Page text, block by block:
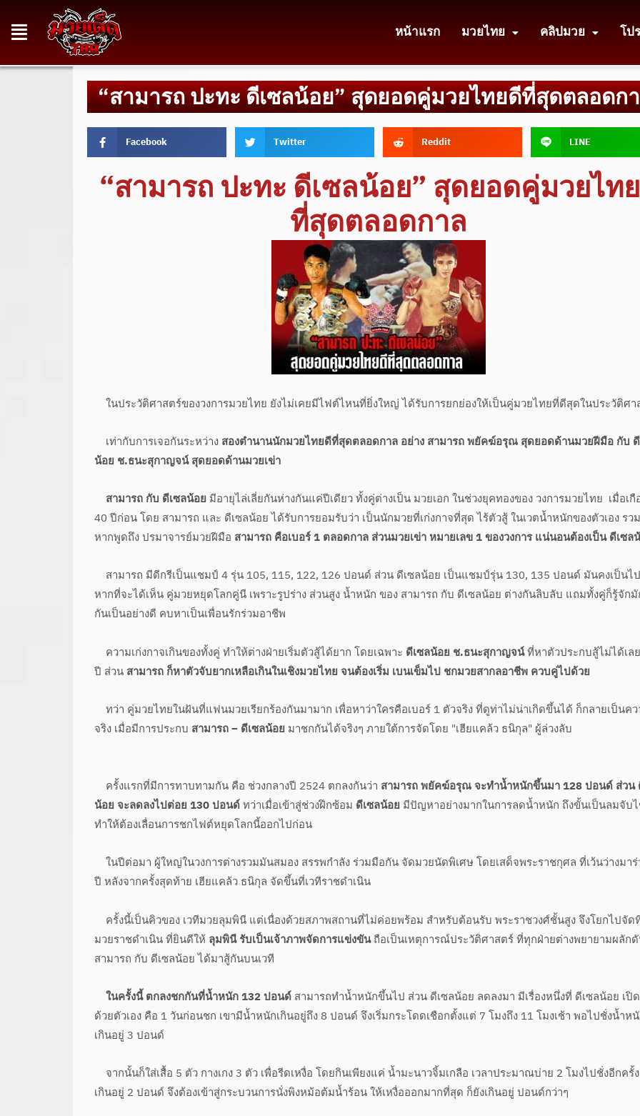
หน้าแรก มวยไทย คลิปมวย โป
“สามารถ ปะทะ ดีเซลน้อย” สุดยอดคู่มวยไทยดีที่สุดตลอดก
Facebook Twitter Reddit LINE
“สามารถ ปะทะ ดีเซลน้อย” สุดยอดคู่มวยไท
ที่สุดตลอดกาล
ในประวัติศาสตร์ของวงการมวยไทย ยังไม่เคยมีไฟต์ไหนที่ยิ่งใหญ่ ได้รับการยกย่องให้เป็นคู่มวยไทยที่ดีสุดในประวัติศา
เท่ากับการเจอกันระหว่าง สองตำนานนักมวยไทยดีที่สุดตลอดกาล อย่าง สามารถ พยัคฆ์อรุณ สุดยอดด้านมวยฝีมือ กับ
น้อย ช.ธนะสุกาญจน์ สุดยอดด้านมวยเข่า
สามารถ กับ ดีเซลน้อย มีอายุไล่เลี่ยกันห่างกันแค่ปีเดียว ทั้งคู่ต่างเป็น มวยเอก ในช่วงยุคทองของ วงการมวยไทย เมื่อเ
40 ปีก่อน โดย สามารถ และ ดีเซลน้อย ได้รับการยอมรับว่า เป็นนักมวยที่เก่งกาจที่สุด ไร้ตัวสู้ ในเวตน้ำหนักของตัวเอง รว
หากพูดถึง ปรมาจารย์มวยฝีมือ สามารถ คือเบอร์ 1 ตลอดกาล ส่วนมวยเข่า หมายเลข 1 ของวงการ แน่นอนต้องเป็น ดีเซล
สามารถ มีดีกรีเป็นแชมป์ 4 รุ่น 105, 115, 122, 126 ปอนด์ ส่วน ดีเซลน้อย เป็นแชมป์รุ่น 130, 135 ปอนด์ มันคงเป็นไ
หากที่จะได้เห็น คู่มวยหยุดโลกคู่นี เพราะรูปร่าง ส่วนสูง น้ำหนัก ของ สามารถ กับ ดีเซลน้อย ต่างกันลิบลับ แถมทั้งคู่ก็รู้จัก
กันเป็นอย่างดี คบหาเป็นเพื่อนรักร่วมอาชีพ
ความเก่งกาจเกินของทั้งคู่ ทำให้ต่างฝ่ายเริ่มตัวสู้ได้ยาก โดยเฉพาะ ดีเซลน้อย ช.ธนะสุกาญจน์ที่หาตัวประกบสู้ไม่ได้เล
ปี ส่วน สามารถ ก็หาตัวจับยากเหลือเกินในเชิงมวยไทย จนต้องเริ่ม เบนเข็มไป ชกมวยสากลอาชีพ ควบคู่ไปด้วย
ทว่า คู่มวยไทยในฝันที่แฟนมวยเรียกร้องกันมามาก เพื่อหาว่าใครคือเบอร์ 1 ตัวจริง ที่ดูท่าไม่น่าเกิดขึ้นได้ ก็กลายเป็นค
จริง เมื่อมีการประกบ สามารถ – ดีเซลน้อย มาชกกันได้จริงๆ ภายใต้การจัดโดย "เฮียแคล้ว ธนิกุล" ผู้ล่วงลับ
ครั้งแรกที่มีการทาบทามกัน คือ ช่วงกลางปี 2524 ตกลงกันว่า สามารถ พยัคฆ์อรุณจะทำน้ำหนักขึ้นมา 128 ปอนด์ ส่วน
น้อย จะลดลงไปต่อย 130 ปอนด์ทว่าเมื่อเข้าสู่ช่วงฝึกซ้อม ดีเซลน้อย มีปัญหาอย่างมากในการลดน้ำหนัก ถึงขั้นเป็นลมจับ
ทำให้ต้องเลื่อนการชกไฟต์หยุดโลกนี้ออกไปก่อน
ในปีต่อมา ผู้ใหญ่ในวงการต่างรวมมันสมอง สรรพกำลัง ร่วมมือกัน จัดมวยนัดพิเศษ โดยเสด็จพระราชกุศล ที่เว้นว่างมา
ปี หลังจากครั้งสุดท้าย เฮียแคล้ว ธนิกุล จัดขึ้นที่เวทีราชดำเนิน
ครั้งนี้เป็นคิวของ เวทีมวยลุมพินี แต่เนื่องด้วยสภาพสถานที่ไม่ค่อยพร้อม สำหรับต้อนรับ พระราชวงศ์ชั้นสูง จึงโยกไปจัด
มวยราชดำเนิน ที่ยินดีให้ ลุมพินี รับเป็นเจ้าภาพจัดการแข่งขันถือเป็นเหตุการณ์ประวัติศาสตร์ ที่ทุกฝ่ายต่างพยายามผลัก
สามารถ กับ ดีเซลน้อย ได้มาสู้กันบนเวที
ในครั้งนี้ ตกลงชกกันที่น้ำหนัก 132 ปอนด์ สามารถทำน้ำหนักขึ้นไป ส่วน ดีเซลน้อย ลดลงมา มีเรื่องหนึ่งที่ ดีเซลน้อย เปิ
ด้วยตัวเอง คือ 1 วันก่อนชก เขามีน้ำหนักเกินอยู่ถึง 8 ปอนด์ จึงเริ่มกระโดดเชือกตั้งแต่ 7 โมงถึง 11 โมงเช้า พอไปชั่งน้ำห
เกินอยู่ 3 ปอนด์
จากนั้นก็ใส่เสื้อ 5 ตัว กางเกง 3 ตัว เพื่อรีดเหงื่อ โดยกินเพียงแค่ น้ำมะนาวจิ้มเกลือ เวลาประมาณบ่าย 2 โมงไปชั่งอีกครั้
เกินอยู่ 2 ปอนด์ จึงต้องเข้าสู่กระบวนการนั่งพิงหม้อต้มน้ำร้อน ให้เหงื่อออกมากที่สุด ก็ยังเกินอยู่ ปอนด์กว่าๆ